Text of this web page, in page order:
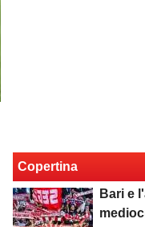
Copertina
Bari e